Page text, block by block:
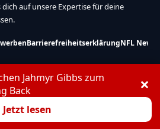
auf unsere Expertise für deine
BarrierefreiheitserklärungNFL News
Über uns
Tarif
Impressum
Jahmyr Gibbs zum
Back
Jetzt lesen
×